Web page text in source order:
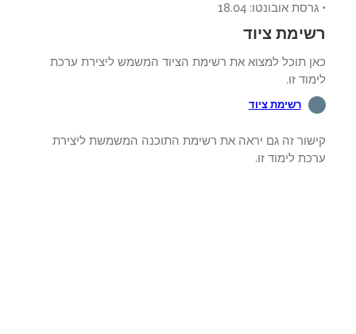
אובונטו: 18.04
ציוד
תוכל למצוא את רשימת הציוד המשמש ליצירת ערכת
רשימת ציוד
זה גם יראה את רשימת התוכנה המשמשת ליצירת
לימוד זו.